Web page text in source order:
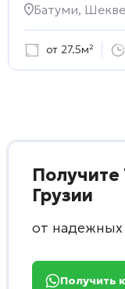
Батуми,
от 27.5м²
Получите
Грузии
от
Получить